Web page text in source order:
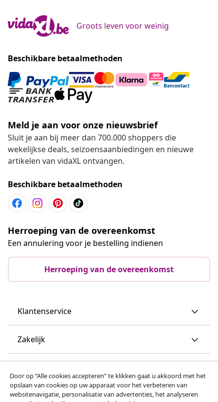
Groots leven voor weinig
Beschikbare betaalmethoden
Meld je aan voor onze nieuwsbrief
Sluit je aan bij meer dan 700.000 shoppers die
wekelijkse deals, seizoensaanbiedingen en nieuwe
artikelen van vidaXL ontvangen.
Beschikbare betaalmethoden
Herroeping van de overeenkomst
Een annulering voor je bestelling indienen
Herroeping van de overeenkomst
Klantenservice
Zakelijk
Ontdek meer
Door op “Alle cookies accepteren” te klikken gaat u akkoord met het
opslaan van cookies op uw apparaat voor het verbeteren van
websitenavigatie, personalisatie van advertenties, het analyseren